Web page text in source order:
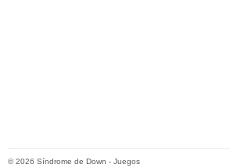
© 2026 Síndrome de Down - Juegos